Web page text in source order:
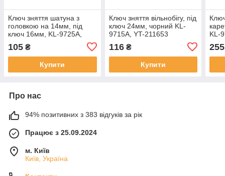
Ключ зняття шатуна з
головкою на 14мм, під
ключ 16мм, KL-9725A,
407244
105 ₴
Купити
Ключ зняття вільнобігу, під
ключ 24мм, чорний KL-
9715A, YT-211653
116₴
Купити
KL-
255
Про нас
94% позитивних з 383 відгуків за рік
Працює з 25.09.2024
м. Київ
Київ, Україна